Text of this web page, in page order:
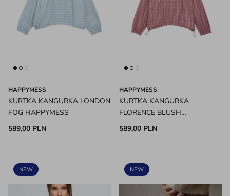
HAPPYMESS
KURTKA KANGURKA LONDON
FOG HAPPYMESS
589,00 PLN
HAPPYMESS
KURTKA KANGURKA
FLORENCE BLUSH
HAPPYMESS
589,00 PLN
NEW NEW